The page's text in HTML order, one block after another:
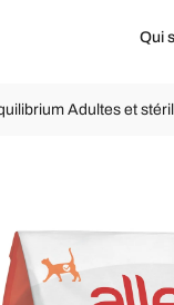
Qui
Adultes et